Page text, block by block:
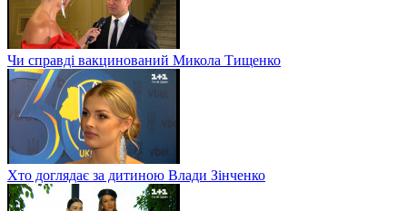
Чи справді вакцинований Микола Тищенко
Хто доглядає за дитиною Влади Зінченко